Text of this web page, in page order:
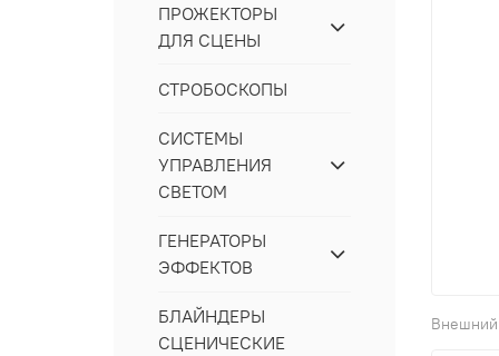
ПРОЖЕКТОРЫ
ДЛЯ СЦЕНЫ
СТРОБОСКОПЫ
СИСТЕМЫ
УПРАВЛЕНИЯ
СВЕТОМ
ГЕНЕРАТОРЫ
ЭФФЕКТОВ
БЛАЙНДЕРЫ
СЦЕНИЧЕСКИЕ